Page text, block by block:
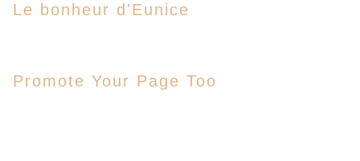
Le bonheur d'Eunice
Promote Your Page Too